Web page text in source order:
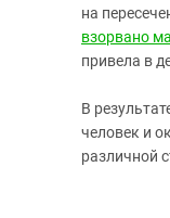
на
взорвано
привела в
В
человек и
различной